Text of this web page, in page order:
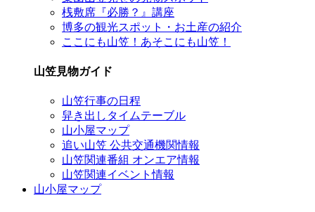
桟敷席『必勝？』講座
博多の観光スポット・お土産の紹介
ここにも山笠！あそこにも山笠！
山笠見物ガイド
山笠行事の日程
舁き出しタイムテーブル
山小屋マップ
追い山笠 公共交通機関情報
山笠関連番組 オンエア情報
山笠関連イベント情報
山小屋マップ